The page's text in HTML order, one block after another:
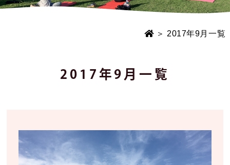
＞ 2017年9月一覧
2017年9月一覧